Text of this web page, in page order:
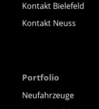
Kontakt Bielefeld
Kontakt Neuss
Portfolio
Neufahrzeuge